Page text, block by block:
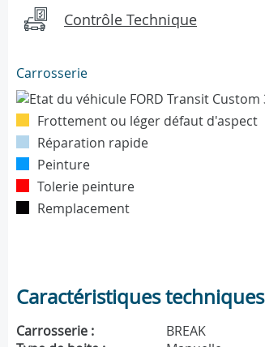
Contrôle Technique
Carrosserie
Frottement ou léger défaut d'aspect
Réparation rapide
Peinture
Tolerie peinture
Remplacement
Caractéristiques techniques
Carrosserie : BREAK